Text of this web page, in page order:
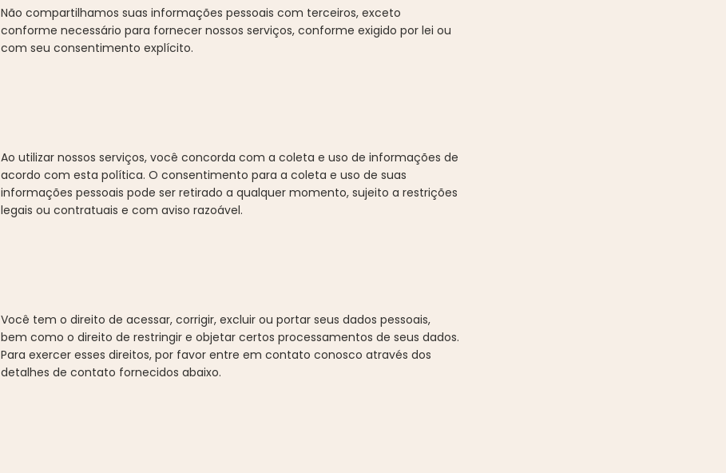
Não compartilhamos suas informações pessoais com terceiros, exceto
conforme necessário para fornecer nossos serviços, conforme exigido por lei ou
com seu consentimento explícito.
Ao utilizar nossos serviços, você concorda com a coleta e uso de informações de
acordo com esta política. O consentimento para a coleta e uso de suas
informações pessoais pode ser retirado a qualquer momento, sujeito a restrições
legais ou contratuais e com aviso razoável.
Você tem o direito de acessar, corrigir, excluir ou portar seus dados pessoais,
bem como o direito de restringir e objetar certos processamentos de seus dados.
Para exercer esses direitos, por favor entre em contato conosco através dos
detalhes de contato fornecidos abaixo.